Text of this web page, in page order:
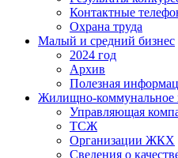
Контактные
Охрана труда
Малый и средний бизнес
2024 год
Архив
Полезная
Жилищно-коммунальное
Управляющая
ТСЖ
Организации ЖКХ
Сведения о